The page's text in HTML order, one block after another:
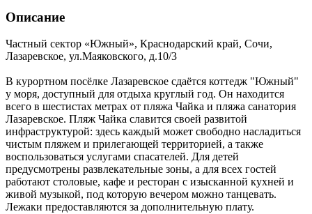
Описание
Частный сектор «Южный», Краснодарский край, Сочи,
Лазаревское, ул.Маяковского, д.10/3
В курортном посёлке Лазаревское сдаётся коттедж "Южный"
у моря, доступный для отдыха круглый год. Он находится
всего в шестистах метрах от пляжа Чайка и пляжа санатория
Лазаревское. Пляж Чайка славится своей развитой
инфраструктурой: здесь каждый может свободно насладиться
чистым пляжем и прилегающей территорией, а также
воспользоваться услугами спасателей. Для детей
предусмотрены развлекательные зоны, а для всех гостей
работают столовые, кафе и ресторан с изысканной кухней и
живой музыкой, под которую вечером можно танцевать.
Лежаки предоставляются за дополнительную плату.